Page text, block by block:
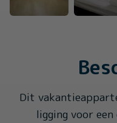
Dit
ligging voor